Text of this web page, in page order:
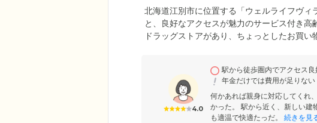
北海道江別市に位置する「ウェルライフヴ
と、良好なアクセスが魅力のサービス付き
ドラッグストアがあり、ちょっとしたお買
居室備え付けの緊急通報装置をつうじてス
りますので、夜間も迅速に対応いたします。
4.0
駅から徒歩圏内でアクセス良
年金だけでは費用が足りない
何かあれば親身に対応してくれ
かった。 駅から近く、新しい建
も適温で快適たっだ。
続きを見